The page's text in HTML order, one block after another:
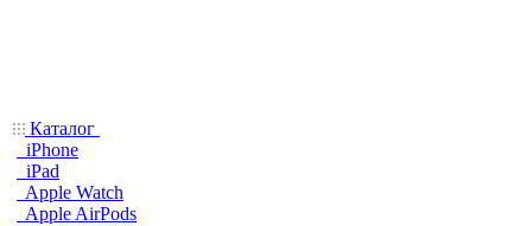
Каталог
iPhone
iPad
Apple Watch
Apple AirPods